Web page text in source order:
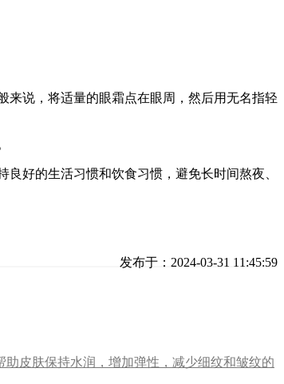
来说，将适量的眼霜点在眼周，然后用无名指轻
好的生活习惯和饮食习惯，避免长时间熬夜、
发布于：2024-03-31 11:45:59
皮肤保持水润，增加弹性，减少细纹和皱纹的